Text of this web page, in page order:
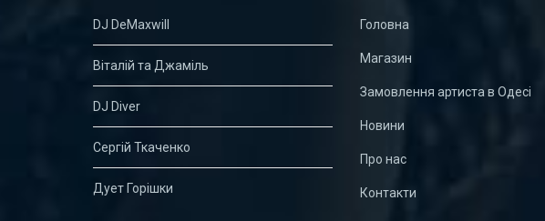
DJ DeMaxwill
Віталій та Джаміль
DJ Diver
Сергій Ткаченко
Дует Горішки
Головна
Магазин
Замовлення артиста в Одесі
Новини
Про нас
Контакти